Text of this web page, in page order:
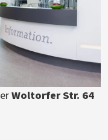
Woltorfer Str. 64